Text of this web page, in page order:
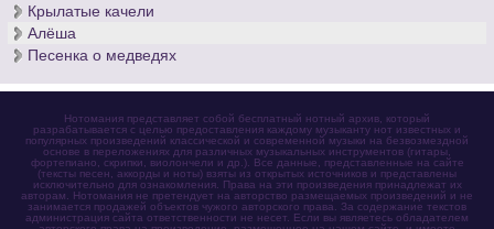
Крылатые качели
Алёша
Песенка о медведях
Нотомания представляет собой бесплатный нотный архив, который
разрабатывается с целью предоставления каждому музыканту нот известных и
популярных произведений классической и современной музыки на безвозмездной
основе в переложениях для различных музыкальных инструментов (гитары,
фортепиано, скрипки, виолончели и др.). Все данные, представленные на сайте
(тексты песен, аккорды и ноты) взяты из открытых источников и представлены
исключительно для ознакомления. Права на эти произведения принадлежат их
авторам. Нотомания не претендует на авторство размещаемых произведений и не
занимается продажей объектов чужого авторского права. За содержание текстов
администрация сайта ответственности не несет. Если вы являетесь обладателем